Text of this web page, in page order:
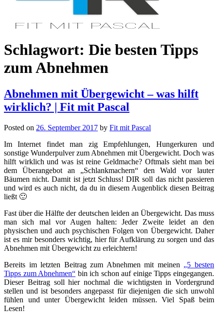
Schlagwort: Die besten Tipps
zum Abnehmen
Abnehmen mit Übergewicht – was hilft
wirklich? | Fit mit Pascal
Posted on 26. September 2017 by Fit mit Pascal
Im Internet findet man zig Empfehlungen, Hungerkuren und
sonstige Wunderpulver zum Abnehmen mit Übergewicht. Doch was
hilft wirklich und was ist reine Geldmache? Oftmals sieht man bei
dem Überangebot an „Schlankmachern“ den Wald vor lauter
Bäumen nicht. Damit ist jetzt Schluss! DIR soll das nicht passieren
und wird es auch nicht, da du in diesem Augenblick diesen Beitrag
ließt 🙂
Fast über die Hälfte der deutschen leiden an Übergewicht. Das muss
man sich mal vor Augen halten: Jeder Zweite leidet an den
physischen und auch psychischen Folgen von Übergewicht. Daher
ist es mir besonders wichtig, hier für Aufklärung zu sorgen und das
Abnehmen mit Übergewicht zu erleichtern!
Bereits im letzten Beitrag zum Abnehmen mit meinen „5 besten
Tipps zum Abnehmen“ bin ich schon auf einige Tipps eingegangen.
Dieser Beitrag soll hier nochmal die wichtigsten in Vordergrund
stellen und ist besonders angepasst für diejenigen die sich unwohl
fühlen und unter Übergewicht leiden müssen. Viel Spaß beim
Lesen!